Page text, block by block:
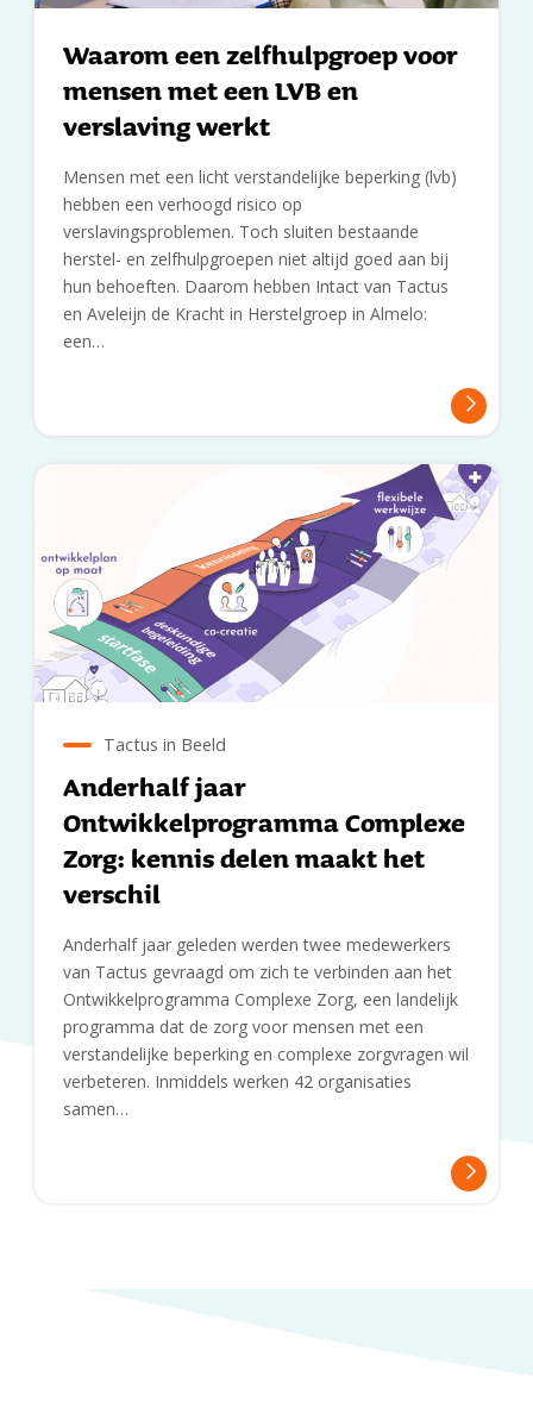
Waarom een zelfhulpgroep voor
mensen met een LVB en
verslaving werkt
Mensen met een licht verstandelijke beperking (lvb)
hebben een verhoogd risico op
verslavingsproblemen. Toch sluiten bestaande
herstel- en zelfhulpgroepen niet altijd goed aan bij
hun behoeften. Daarom hebben Intact van Tactus
en Aveleijn de Kracht in Herstelgroep in Almelo:
een…
Tactus in Beeld
Anderhalf jaar
Ontwikkelprogramma Complexe
Zorg: kennis delen maakt het
verschil
Anderhalf jaar geleden werden twee medewerkers
van Tactus gevraagd om zich te verbinden aan het
Ontwikkelprogramma Complexe Zorg, een landelijk
programma dat de zorg voor mensen met een
verstandelijke beperking en complexe zorgvragen wil
verbeteren. Inmiddels werken 42 organisaties
samen…